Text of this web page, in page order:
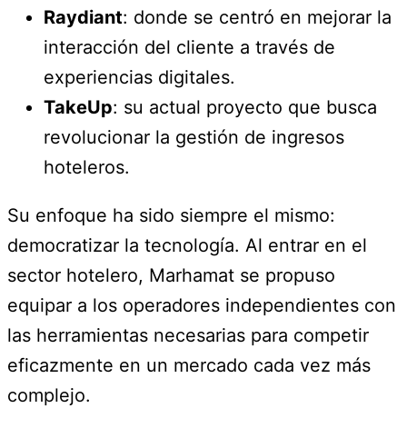
Raydiant: donde se centró en mejorar la
interacción del cliente a través de
experiencias digitales.
TakeUp: su actual proyecto que busca
revolucionar la gestión de ingresos
hoteleros.
Su enfoque ha sido siempre el mismo:
democratizar la tecnología. Al entrar en el
sector hotelero, Marhamat se propuso
equipar a los operadores independientes con
las herramientas necesarias para competir
eficazmente en un mercado cada vez más
complejo.